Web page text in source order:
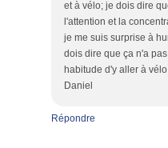
et à vélo; je dois dire
l'attention et la
je me suis surprise à
dois dire que ça n'a
habitude d'y aller à
Daniel
Répondre